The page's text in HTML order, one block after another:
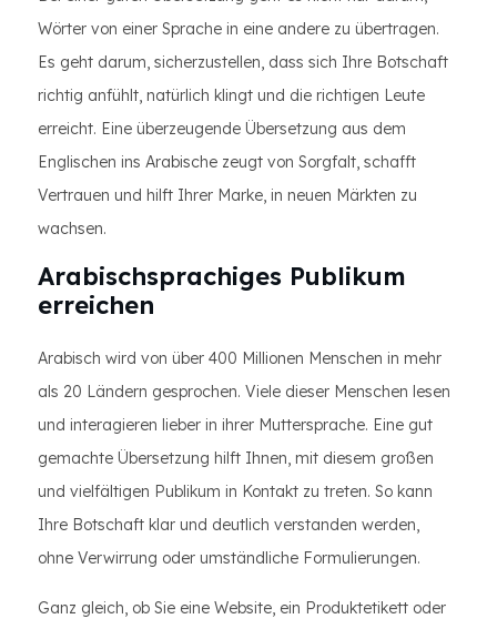
Wörter von einer Sprache in eine andere zu übertragen.
Es geht darum, sicherzustellen, dass sich Ihre Botschaft
richtig anfühlt, natürlich klingt und die richtigen Leute
erreicht. Eine überzeugende Übersetzung aus dem
Englischen ins Arabische zeugt von Sorgfalt, schafft
Vertrauen und hilft Ihrer Marke, in neuen Märkten zu
wachsen.
Arabischsprachiges Publikum
erreichen
Arabisch wird von über 400 Millionen Menschen in mehr
als 20 Ländern gesprochen. Viele dieser Menschen lesen
und interagieren lieber in ihrer Muttersprache. Eine gut
gemachte Übersetzung hilft Ihnen, mit diesem großen
und vielfältigen Publikum in Kontakt zu treten. So kann
Ihre Botschaft klar und deutlich verstanden werden,
ohne Verwirrung oder umständliche Formulierungen.
Ganz gleich, ob Sie eine Website, ein Produktetikett oder